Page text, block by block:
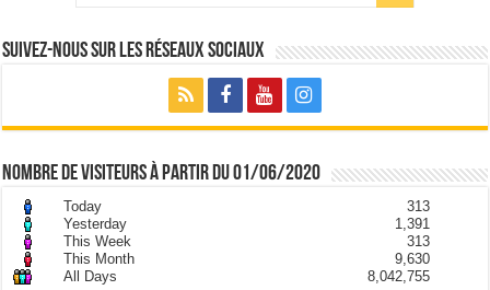
Suivez-nous sur les Réseaux Sociaux
nombre de visiteurs à partir du 01/06/2020
Today
313
Yesterday
1,391
This Week
313
This Month
9,630
All Days
8,042,755